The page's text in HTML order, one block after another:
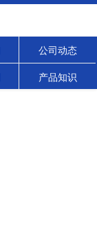
公司动态
产品知识